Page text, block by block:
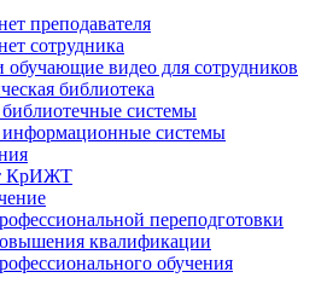
преподавателя
сотрудника
видео для сотрудников
библиотека
системы
системы
КрИЖТ
переподготовки
квалификации
обучения